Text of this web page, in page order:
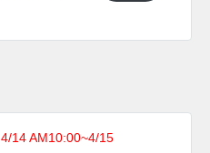
4/14 AM10:00~4/15